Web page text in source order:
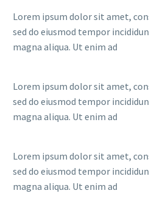
Lorem ipsum dolor sit amet,
sed do eiusmod tempor
magna aliqua. Ut enim ad
Lorem ipsum dolor sit amet,
sed do eiusmod tempor
magna aliqua. Ut enim ad
Lorem ipsum dolor sit amet,
sed do eiusmod tempor
magna aliqua. Ut enim ad